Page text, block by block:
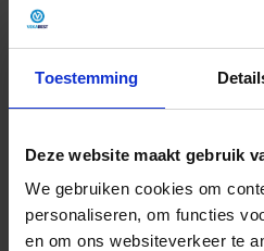
Toestemming
Deze website maakt gebruik
We gebruiken cookies om
personaliseren, om functies
en om ons websiteverkeer te
Klassikaal
Auto